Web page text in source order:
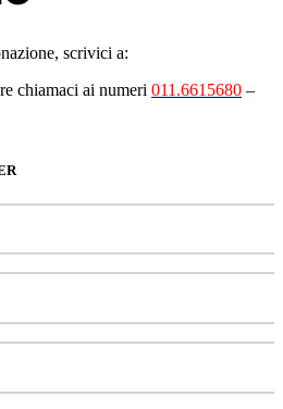
scrivici a:
chiamaci ai numeri 011.6615680 –